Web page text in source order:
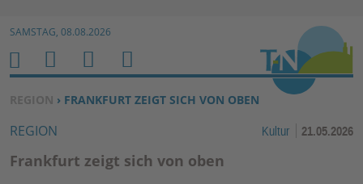
Zum Inhalt springen ↓
SAMSTAG, 08.08.2026
SIE BEFINDEN SICH HIER:
REGION › FRANKFURT ZEIGT SICH VON OBEN
REGION Kultur 21.05.2026
Frankfurt zeigt sich von oben
H
O
M
E
M
E
N
U
S
U
E
B
E
T